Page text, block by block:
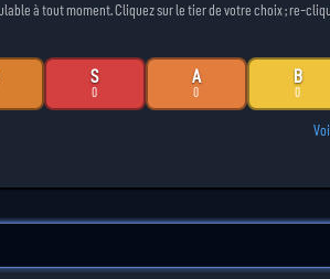
à tout moment. Cliquez sur le tier de votre choix ; re-
S
0
A
0
B
0